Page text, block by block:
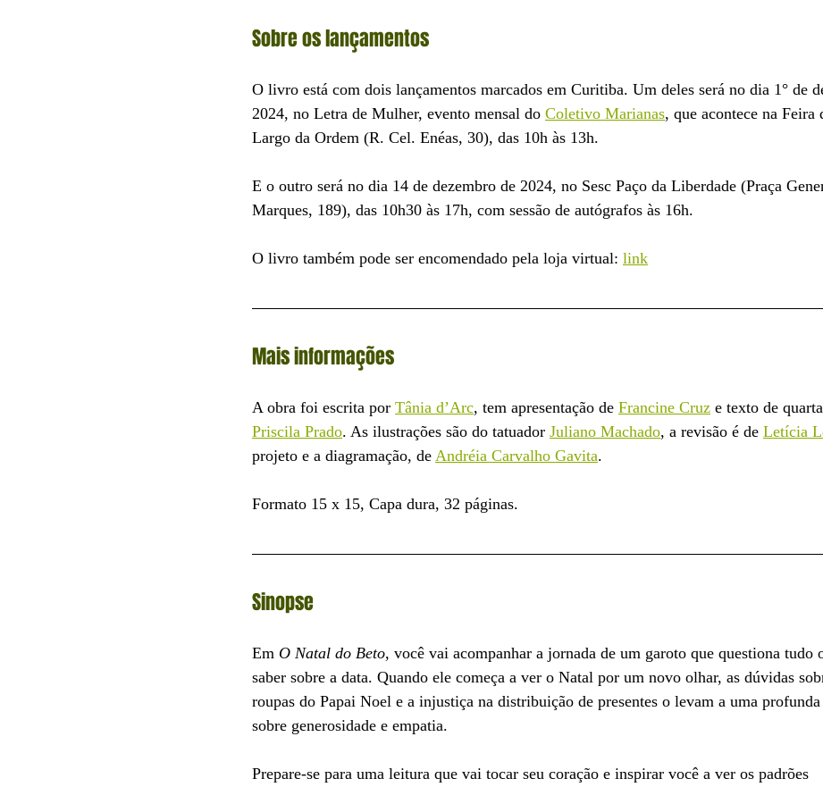
Sobre os lançamentos
O livro está com dois lançamentos marcados em Curitiba. Um deles será no dia 1° de
2024, no Letra de Mulher, evento mensal do Coletivo Marianas, que acontece na Feira
Largo da Ordem (R. Cel. Enéas, 30), das 10h às 13h.
E o outro será no dia 14 de dezembro de 2024, no Sesc Paço da Liberdade (Praça
Marques, 189), das 10h30 às 17h, com sessão de autógrafos às 16h.
O livro também pode ser encomendado pela loja virtual: link
Mais informações
A obra foi escrita por Tânia d’Arc, tem apresentação de Francine Cruz e texto de
Priscila Prado. As ilustrações são do tatuador Juliano Machado, a revisão é de Letícia
projeto e a diagramação, de Andréia Carvalho Gavita.
Formato 15 x 15, Capa dura, 32 páginas.
Sinopse
Em O Natal do Beto, você vai acompanhar a jornada de um garoto que questiona tudo
saber sobre a data. Quando ele começa a ver o Natal por um novo olhar, as dúvidas
roupas do Papai Noel e a injustiça na distribuição de presentes o levam a uma
sobre generosidade e empatia.
Prepare-se para uma leitura que vai tocar seu coração e inspirar você a ver os padrões